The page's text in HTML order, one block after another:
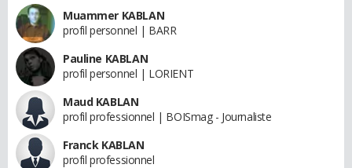
Muammer KABLAN
profil personnel | BARR
Pauline KABLAN
profil personnel | LORIENT
Maud KABLAN
profil professionnel | BOISmag - Journaliste
Franck KABLAN
profil professionnel